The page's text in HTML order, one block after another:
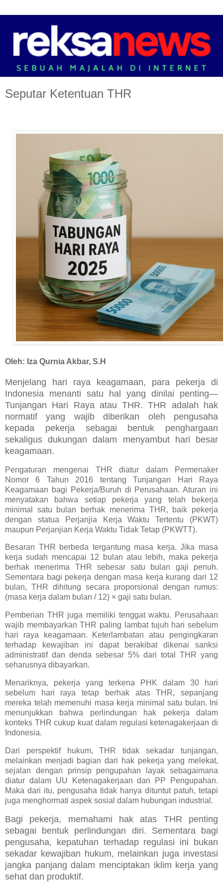
Seputar Ketentuan THR
Oleh: Iza Qurnia Akbar, S.H
Menjelang hari raya keagamaan, para pekerja di
Indonesia menanti satu hal yang dinilai penting—
Tunjangan Hari Raya atau THR. THR adalah hak
normatif yang wajib diberikan oleh pengusaha
kepada pekerja sebagai bentuk penghargaan
sekaligus dukungan dalam menyambut hari besar
keagamaan.
Pengaturan mengenai THR diatur dalam Permenaker
Nomor 6 Tahun 2016 tentang Tunjangan Hari Raya
Keagamaan bagi Pekerja/Buruh di Perusahaan. Aturan ini
menyatakan bahwa setiap pekerja yang telah bekerja
minimal satu bulan berhak menerima THR, baik pekerja
dengan statua Perjanjia Kerja Waktu Tertentu (PKWT)
maupun Perjanjian Kerja Waktu Tidak Tetap (PKWTT).
Besaran THR berbeda tergantung masa kerja. Jika masa
kerja sudah mencapai 12 bulan atau lebih, maka pekerja
berhak menerima THR sebesar satu bulan gaji penuh.
Sementara bagi pekerja dengan masa kerja kurang dari 12
bulan, THR dihitung secara proporsional dengan rumus:
(masa kerja dalam bulan / 12) × gaji satu bulan.
Pemberian THR juga memiliki tenggat waktu. Perusahaan
wajib membayarkan THR paling lambat tujuh hari sebelum
hari raya keagamaan. Keterlambatan atau pengingkaran
terhadap kewajiban ini dapat berakibat dikenai sanksi
administratif dan denda sebesar 5% dari total THR yang
seharusnya dibayarkan.
Menariknya, pekerja yang terkena PHK dalam 30 hari
sebelum hari raya tetap berhak atas THR, sepanjang
mereka telah memenuhi masa kerja minimal satu bulan. Ini
menunjukkan bahwa perlindungan hak pekerja dalam
konteks THR cukup kuat dalam regulasi ketenagakerjaan di
Indonesia.
Dari perspektif hukum, THR tidak sekadar tunjangan,
melainkan menjadi bagian dari hak pekerja yang melekat,
sejalan dengan prinsip pengupahan layak sebagaimana
diatur dalam UU Ketenagakerjaan dan PP Pengupahan.
Maka dari itu, pengusaha tidak hanya dituntut patuh, tetapi
juga menghormati aspek sosial dalam hubungan industrial.
Bagi pekerja, memahami hak atas THR penting
sebagai bentuk perlindungan diri. Sementara bagi
pengusaha, kepatuhan terhadap regulasi ini bukan
sekadar kewajiban hukum, melainkan juga investasi
jangka panjang dalam menciptakan iklim kerja yang
sehat dan produktif.